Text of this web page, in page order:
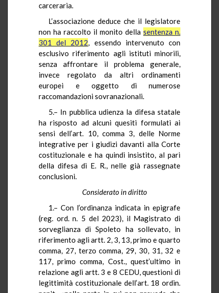
carceraria.
L’associazione deduce che il legislatore
non ha raccolto il monito della sentenza n.
301 del 2012, essendo intervenuto con
esclusivo riferimento agli istituti minorili,
senza affrontare il problema generale,
invece regolato da altri ordinamenti
europei e oggetto di numerose
raccomandazioni sovranazionali.
5.– In pubblica udienza la difesa statale
ha risposto ad alcuni quesiti formulati ai
sensi dell’art. 10, comma 3, delle Norme
integrative per i giudizi davanti alla Corte
costituzionale e ha quindi insistito, al pari
della difesa di E. R., nelle già rassegnate
conclusioni.
Considerato in diritto
1.– Con l’ordinanza indicata in epigrafe
(reg. ord. n. 5 del 2023), il Magistrato di
sorveglianza di Spoleto ha sollevato, in
riferimento agli artt. 2, 3, 13, primo e quarto
comma, 27, terzo comma, 29, 30, 31, 32 e
117, primo comma, Cost., quest’ultimo in
relazione agli artt. 3 e 8 CEDU, questioni di
legittimità costituzionale dell’art. 18 ordin.